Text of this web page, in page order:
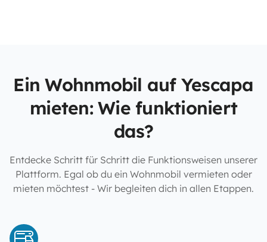
Ein Wohnmobil auf Yescapa
mieten: Wie funktioniert
das?
Entdecke Schritt für Schritt die Funktionsweisen unserer
Plattform. Egal ob du ein Wohnmobil vermieten oder
mieten möchtest - Wir begleiten dich in allen Etappen.